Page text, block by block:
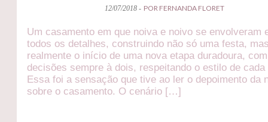
12/07/2018 - POR FERNANDA FLORET
Um casamento em que noiva e noivo se envolveram
todos os detalhes, construindo não só uma festa,
realmente o início de uma nova etapa duradoura, com
decisões sempre à dois, respeitando o estilo de cada
Essa foi a sensação que tive ao ler o depoimento da
sobre o casamento. O cenário […]